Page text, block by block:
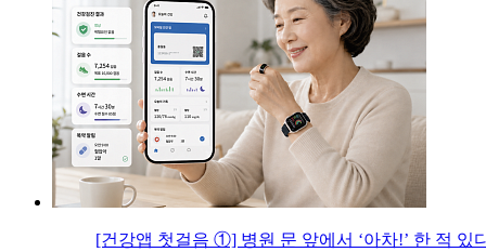
[건강앱 첫걸음 ①] 병원 문 앞에서 ‘아차!’ 한 적 있